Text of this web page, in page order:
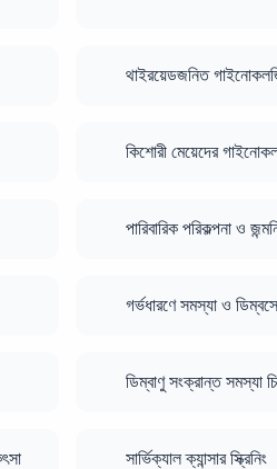
থাইরয়েডজনিত
কিশোরী মেয়েদের
পারিবারিক পরিকল্পনা ও
গর্ভধারণে সমস্যা ও
ডিম্বাণু সংক্রান্ত সমস্যা
সার্ভিক্যাল ক্যান্সার স্ক্রিনিং